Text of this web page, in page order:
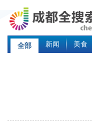
全部 新闻 美食